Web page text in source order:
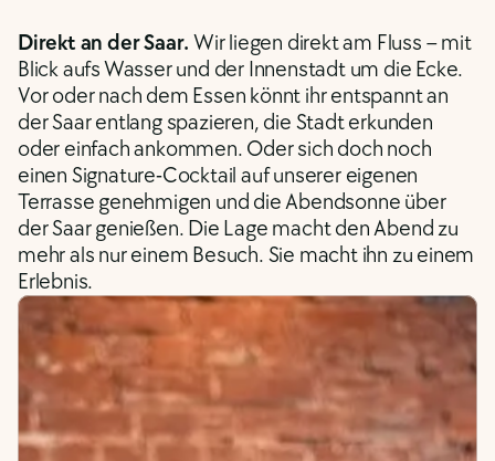
Tisc h –sonderna ufdem W eg
zuuns.
Direkt an der Saar. Wir liegen direkt am Fluss – mit
Blick aufs Wasser und der Innenstadt um die Ecke.
Vor oder nach dem Essen könnt ihr entspannt an
der Saar entlang spazieren, die Stadt erkunden
oder einfach ankommen. Oder sich doch noch
einen Signature-Cocktail auf unserer eigenen
Terrasse genehmigen und die Abendsonne über
der Saar genießen. Die Lage macht den Abend zu
mehr als nur einem Besuch. Sie macht ihn zu einem
Erlebnis.